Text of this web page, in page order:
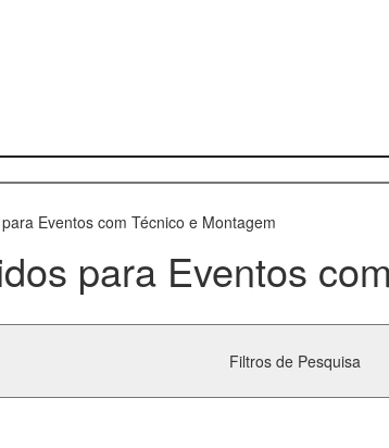
Eventos com Técnico e Montagem
para Eventos
Filtros de Pesquisa